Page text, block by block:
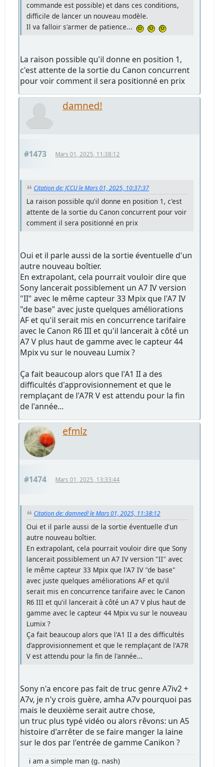
commande est possible) et dans ces conditions,
difficile de lancer un nouveau modèle.
Il va falloir s'armer de patience...
La raison possible qu'il donne en position 1,
c'est attente de la sortie du Canon concurrent
pour voir comment il sera positionné en prix
damned!
#1473 Mars 01, 2025, 11:38:12
Citation de: JCCU le Mars 01, 2025, 10:37:37
La raison possible qu'il donne en position 1, c'est
attente de la sortie du Canon concurrent pour voir
comment il sera positionné en prix
Oui et il parle aussi de la sortie éventuelle d'un
autre nouveau boîtier.
En extrapolant, cela pourrait vouloir dire que
Sony lancerait possiblement un A7 IV version
"II" avec le même capteur 33 Mpix que l'A7 IV
"de base" avec juste quelques améliorations
AF et qu'il serait mis en concurrence tarifaire
avec le Canon R6 III et qu'il lancerait à côté un
A7 V plus haut de gamme avec le capteur 44
Mpix vu sur le nouveau Lumix ?
Ça fait beaucoup alors que l'A1 II a des
difficultés d'approvisionnement et que le
remplaçant de l'A7R V est attendu pour la fin
de l'année...
efmlz
#1474 Mars 01, 2025, 13:33:44
Citation de: damned! le Mars 01, 2025, 11:38:12
Oui et il parle aussi de la sortie éventuelle d'un
autre nouveau boîtier.
En extrapolant, cela pourrait vouloir dire que Sony
lancerait possiblement un A7 IV version "II" avec
le même capteur 33 Mpix que l'A7 IV "de base"
avec juste quelques améliorations AF et qu'il
serait mis en concurrence tarifaire avec le Canon
R6 III et qu'il lancerait à côté un A7 V plus haut de
gamme avec le capteur 44 Mpix vu sur le nouveau
Lumix ?
Ça fait beaucoup alors que l'A1 II a des difficultés
d'approvisionnement et que le remplaçant de l'A7R
V est attendu pour la fin de l'année...
Sony n'a encore pas fait de truc genre A7iv2 +
A7v, je n'y crois guère, amha A7v pourquoi pas
mais le deuxième serait autre chose,
un truc plus typé vidéo ou alors rêvons: un A5
histoire d'arrêter de se faire manger la laine
sur le dos par l'entrée de gamme Canikon ?
i am a simple man (g. nash)